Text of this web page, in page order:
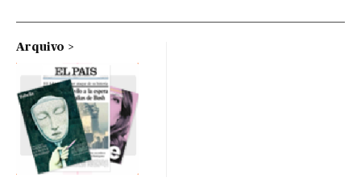
Arquivo